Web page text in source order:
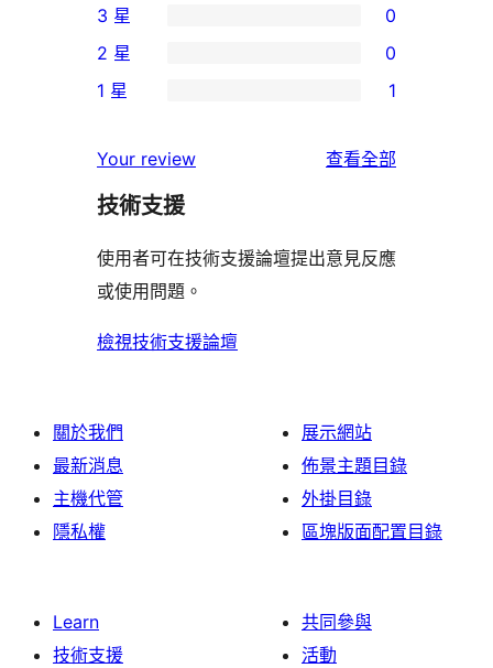
5
星
使
者
論
個
4
星
用
者
論
0
個
3
使
用
評
論
3 星 0
個
星
使
者
評
論
2 星 0
1
星
用
者
評
1 星 1
Your review 查看全部
評
技術支援
使用者可在技術支援論壇提出意見反應
或使用問題。
檢視技術支援論壇
關於我們
最新消息
主機代管
隱私權
展示網站
佈景主題目錄
外掛目錄
區塊版面配置目錄
Learn
技術支援
共同參與
活動